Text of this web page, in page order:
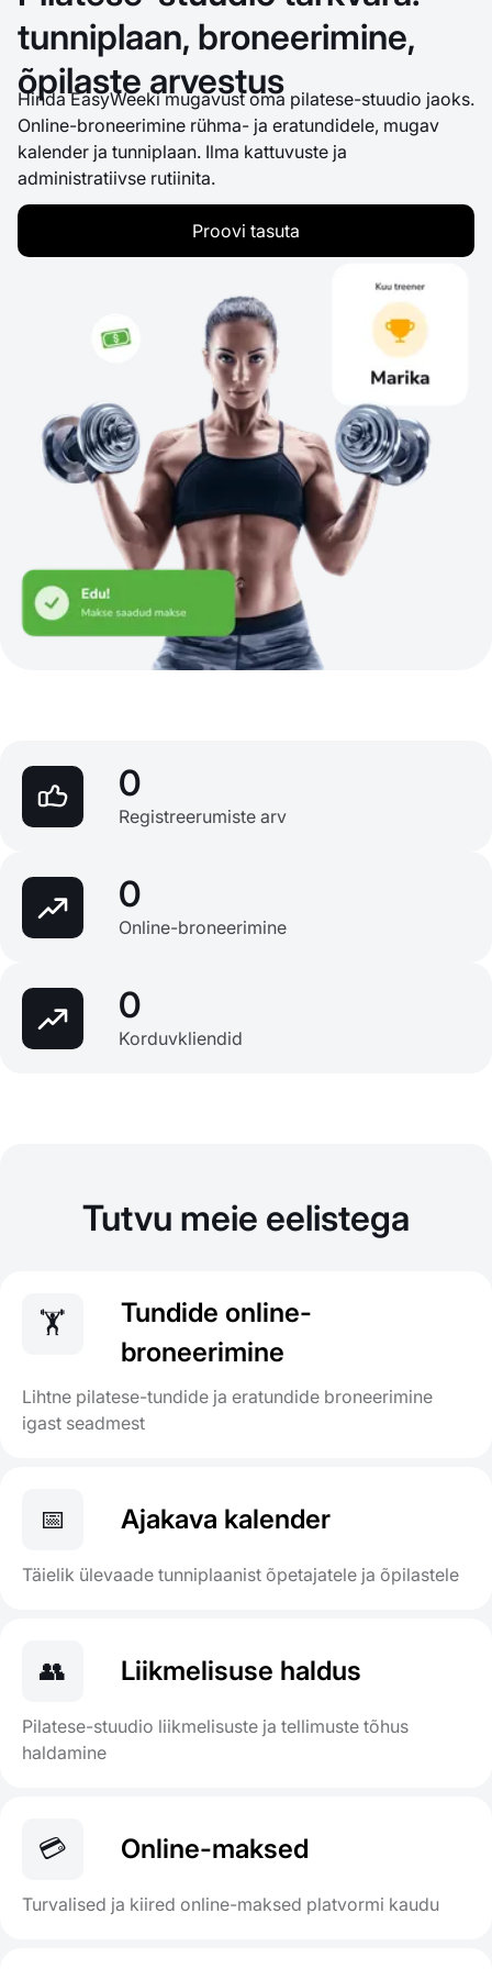
tunniplaan, broneerimine,
õpilaste arvestus
Hinda EasyWeeki mugavust oma pilatese-stuudio jaoks.
Online-broneerimine rühma- ja eratundidele, mugav
kalender ja tunniplaan. Ilma kattuvuste ja
administratiivse rutiinita.
Proovi tasuta
0
Registreerumiste arv
0
Online-broneerimine
0
Korduvkliendid
Tutvu meie eelistega
🏋️
Tundide online-
broneerimine
Lihtne pilatese-tundide ja eratundide broneerimine
igast seadmest
📅 Ajakava kalender
Täielik ülevaade tunniplaanist õpetajatele ja õpilastele
👥 Liikmelisuse haldus
Pilatese-stuudio liikmelisuste ja tellimuste tõhus
haldamine
💳 Online-maksed
Turvalised ja kiired online-maksed platvormi kaudu